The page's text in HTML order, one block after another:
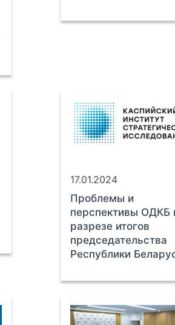
17.01.2024
Проблемы и
перспективы ОДКБ
разрезе итогов
председательства
Республики